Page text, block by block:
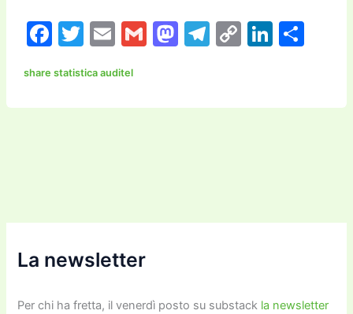
F
c
e
T
itt
er
E
ai
l
G
l
M
o
T
gr
C
y
Li
e
C
di
share statistica auditel
La newsletter
Per chi ha fretta, il venerdì posto su substack la newsletter